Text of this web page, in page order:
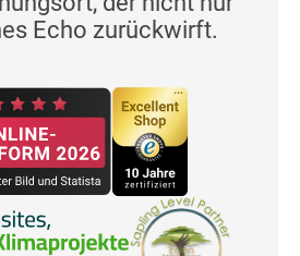
Echo zurückwirft.